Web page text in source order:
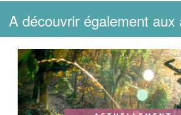
A découvrir également aux